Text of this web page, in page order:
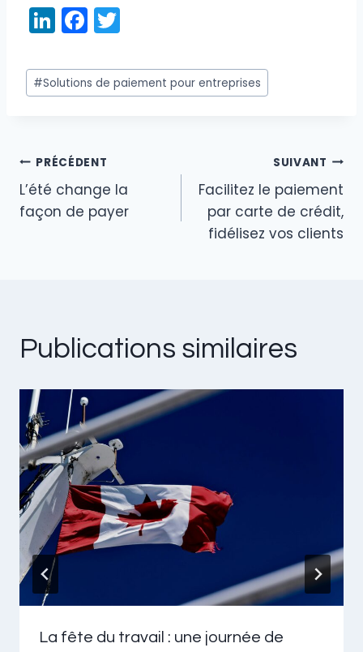
Li
n
k
e
n
F
a
c
e
o
o
k
itt
er
Étiquettes
de
#Solutions de paiement pour entreprises
Navigation
de
PRÉCÉDENT
L’été change la
façon de payer
SUIVANT
Facilitez le paiement
par carte de crédit,
fidélisez vos clients
Publications similaires
La fête du travail : une journée de